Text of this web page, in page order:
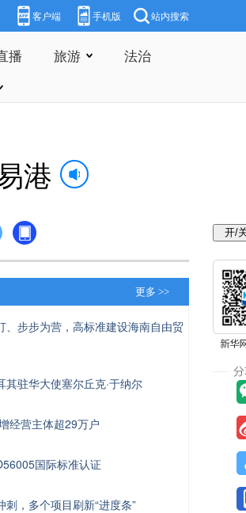
客户端 手机版 站内搜索
播 旅游
法治
港
更多 >>
、步步为营，高标准建设海南自由贸
其驻华大使塞尔丘克·于纳尔
经营主体超29万户
国际标准认证
刺，多个项目刷新“进度条”